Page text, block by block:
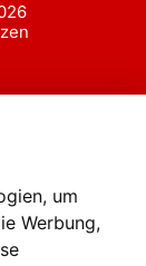
um
Werbung,